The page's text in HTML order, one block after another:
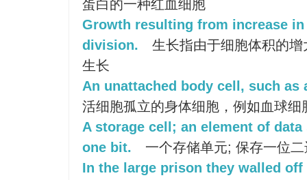
蛋白的一种红血细胞
Growth resulting from increase
division.
生长指由于细胞体积的
生长
An unattached body cell, such
活细胞孤立的身体细胞，例如血球细
A storage cell; an element of
one bit.
一个存储单元; 保存一位
In the large prison they walled